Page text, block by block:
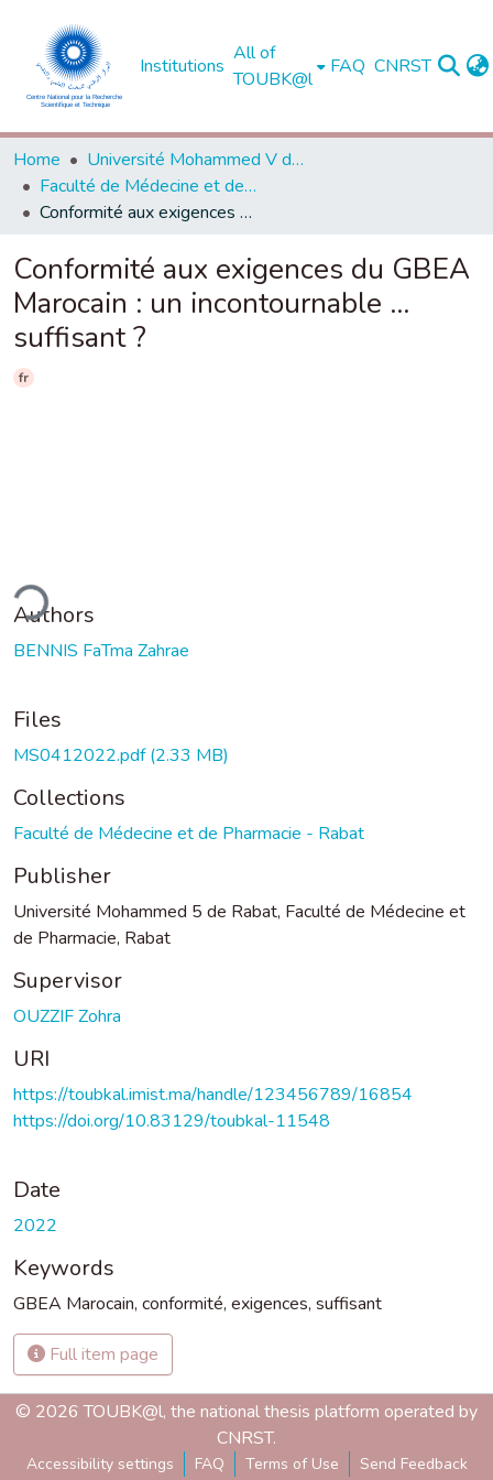
Institutions
All of
TOUBK@l
FAQ CNRST
Home
Université Mohammed V de Rabat
Faculté de Médecine et de Pharmacie - Rabat
Conformité aux exigences du GBEA Marocain : un incontournable … suffisant ?
Conformité aux exigences du GBEA
Marocain : un incontournable …
suffisant ?
fr
Authors
BENNIS FaTma Zahrae
Files
MS0412022.pdf(2.33 MB)
Collections
Faculté de Médecine et de Pharmacie - Rabat
Publisher
Université Mohammed 5 de Rabat, Faculté de Médecine et
de Pharmacie, Rabat
Supervisor
OUZZIF Zohra
URI
https://toubkal.imist.ma/handle/123456789/16854
https://doi.org/10.83129/toubkal-11548
Date
2022
Keywords
GBEA Marocain, conformité, exigences, suffisant
Full item page
© 2026 TOUBK@l, the national thesis platform operated by
CNRST.
Accessibility settings FAQ Terms of Use Send Feedback